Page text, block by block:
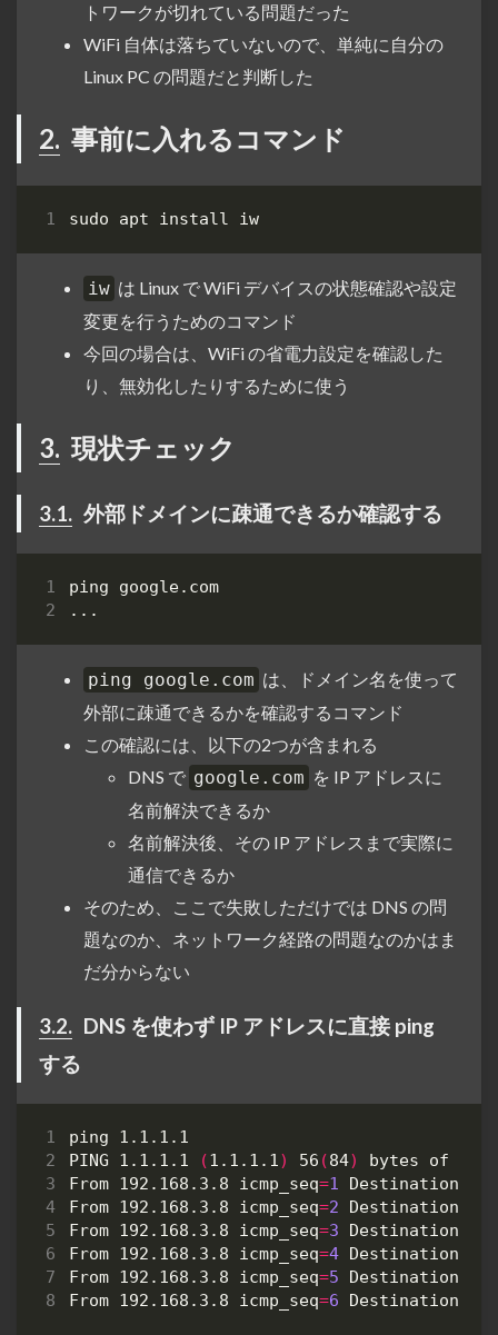
トワークが切れている問題だった
WiFi 自体は落ちていないので、単純に自分の
Linux PC の問題だと判断した
2. 事前に入れるコマンド
iw は Linux で WiFi デバイスの状態確認や設定
変更を行うためのコマンド
今回の場合は、WiFi の省電力設定を確認した
り、無効化したりするために使う
3. 現状チェック
3.1. 外部ドメインに疎通できるか確認する
ping google.com は、ドメイン名を使って
外部に疎通できるかを確認するコマンド
この確認には、以下の2つが含まれる
DNS で google.com を IP アドレスに
名前解決できるか
名前解決後、その IP アドレスまで実際に
通信できるか
そのため、ここで失敗しただけでは DNS の問
題なのか、ネットワーク経路の問題なのかはま
だ分からない
3.2. DNS を使わず IP アドレスに直接 ping
する
PING 1.1.1.1
(1.1.1.1) 56 (84)
From 192.168.3.8 icmp_seq=1
From 192.168.3.8 icmp_seq=2
From 192.168.3.8 icmp_seq=3
From 192.168.3.8 icmp_seq=4
From 192.168.3.8 icmp_seq=5
From 192.168.3.8 icmp_seq=6